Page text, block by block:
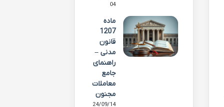
04
ماده
1207
قانون
مدنی –
راهنمای
جامع
معاملات
مجنون
24/09/14